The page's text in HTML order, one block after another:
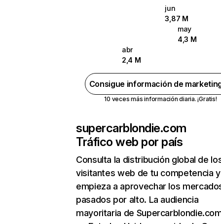
jun
3,87 M
may
4,3 M
abr
2,4 M
Consigue información de
10 veces más información diaria. ¡Gratis!
supercarblondie.com
Tráfico web por país
Consulta la distribución global de
visitantes web de tu competencia y
empieza a aprovechar los
pasados por alto. La audiencia
mayoritaria de